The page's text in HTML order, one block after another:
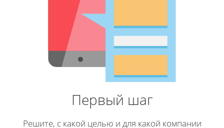
Первый шаг
Решите, с какой целью и для какой компании